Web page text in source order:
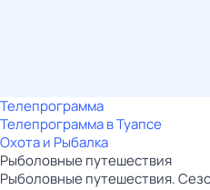
Телепрограмма
Телепрограмма в Туапсе
Охота и Рыбалка
Рыболовные путешествия
Рыболовные путешествия.